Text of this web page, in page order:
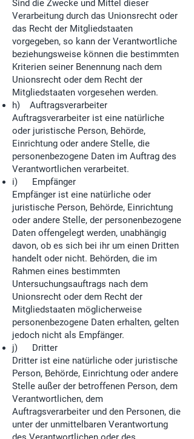
Sind die Zwecke und Mittel dieser
Verarbeitung durch das Unionsrecht oder
das Recht der Mitgliedstaaten
vorgegeben, so kann der Verantwortliche
beziehungsweise können die bestimmten
Kriterien seiner Benennung nach dem
Unionsrecht oder dem Recht der
Mitgliedstaaten vorgesehen werden.
h) Auftragsverarbeiter
Auftragsverarbeiter ist eine natürliche
oder juristische Person, Behörde,
Einrichtung oder andere Stelle, die
personenbezogene Daten im Auftrag des
Verantwortlichen verarbeitet.
i) Empfänger
Empfänger ist eine natürliche oder
juristische Person, Behörde, Einrichtung
oder andere Stelle, der personenbezogene
Daten offengelegt werden, unabhängig
davon, ob es sich bei ihr um einen Dritten
handelt oder nicht. Behörden, die im
Rahmen eines bestimmten
Untersuchungsauftrags nach dem
Unionsrecht oder dem Recht der
Mitgliedstaaten möglicherweise
personenbezogene Daten erhalten, gelten
jedoch nicht als Empfänger.
j) Dritter
Dritter ist eine natürliche oder juristische
Person, Behörde, Einrichtung oder andere
Stelle außer der betroffenen Person, dem
Verantwortlichen, dem
Auftragsverarbeiter und den Personen, die
unter der unmittelbaren Verantwortung